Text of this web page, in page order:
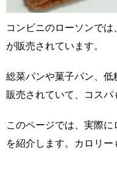
コンビニのローソンで
が販売されています。
総菜パンや菓子パン、
販売されていて、コスパ
このページでは、実際
を紹介します。カロリー